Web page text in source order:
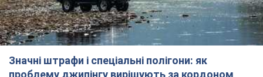
На Прикарпатті після аномальної
спеки пройшла потужна злива:
дороги перетворились на річки.
Відео